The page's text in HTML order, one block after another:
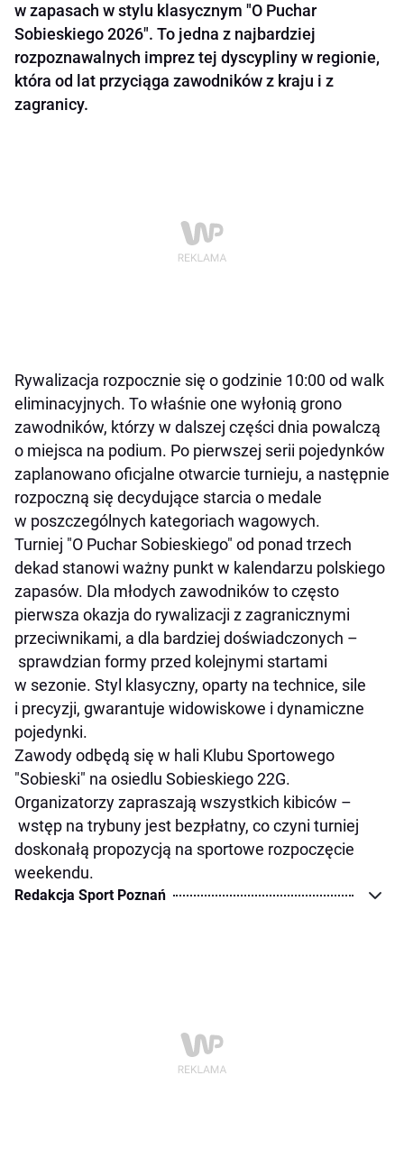
w zapasach w stylu klasycznym "O Puchar
Sobieskiego 2026". To jedna z najbardziej
rozpoznawalnych imprez tej dyscypliny w regionie,
która od lat przyciąga zawodników z kraju i z
zagranicy.
Rywalizacja rozpocznie się o godzinie 10:00 od walk
eliminacyjnych. To właśnie one wyłonią grono
zawodników, którzy w dalszej części dnia powalczą
o miejsca na podium. Po pierwszej serii pojedynków
zaplanowano oficjalne otwarcie turnieju, a następnie
rozpoczną się decydujące starcia o medale
w poszczególnych kategoriach wagowych.
Turniej "O Puchar Sobieskiego" od ponad trzech
dekad stanowi ważny punkt w kalendarzu polskiego
zapasów. Dla młodych zawodników to często
pierwsza okazja do rywalizacji z zagranicznymi
przeciwnikami, a dla bardziej doświadczonych –
sprawdzian formy przed kolejnymi startami
w sezonie. Styl klasyczny, oparty na technice, sile
i precyzji, gwarantuje widowiskowe i dynamiczne
pojedynki.
Zawody odbędą się w hali Klubu Sportowego
"Sobieski" na osiedlu Sobieskiego 22G.
Organizatorzy zapraszają wszystkich kibiców –
wstęp na trybuny jest bezpłatny, co czyni turniej
doskonałą propozycją na sportowe rozpoczęcie
weekendu.
Redakcja Sport Poznań